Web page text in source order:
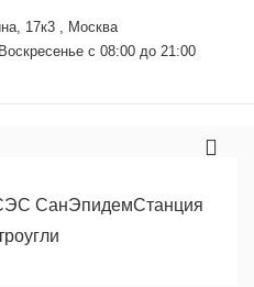
17к3 , Москва
с 08:00 до 21:00
СанЭпидемСтанция